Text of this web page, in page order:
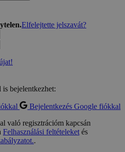
Elfelejtette jelszavát?
bejelentkezhet:
Bejelentkezés Google fiókkal
való regisztrációm kapcsán
Felhasználási feltételeketés
.